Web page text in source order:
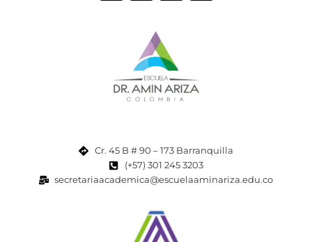
Cr. 45 B # 90 – 173 Barranquilla
(+57) 301 245 3203
secretariaacademica@escuelaaminariza.edu.co